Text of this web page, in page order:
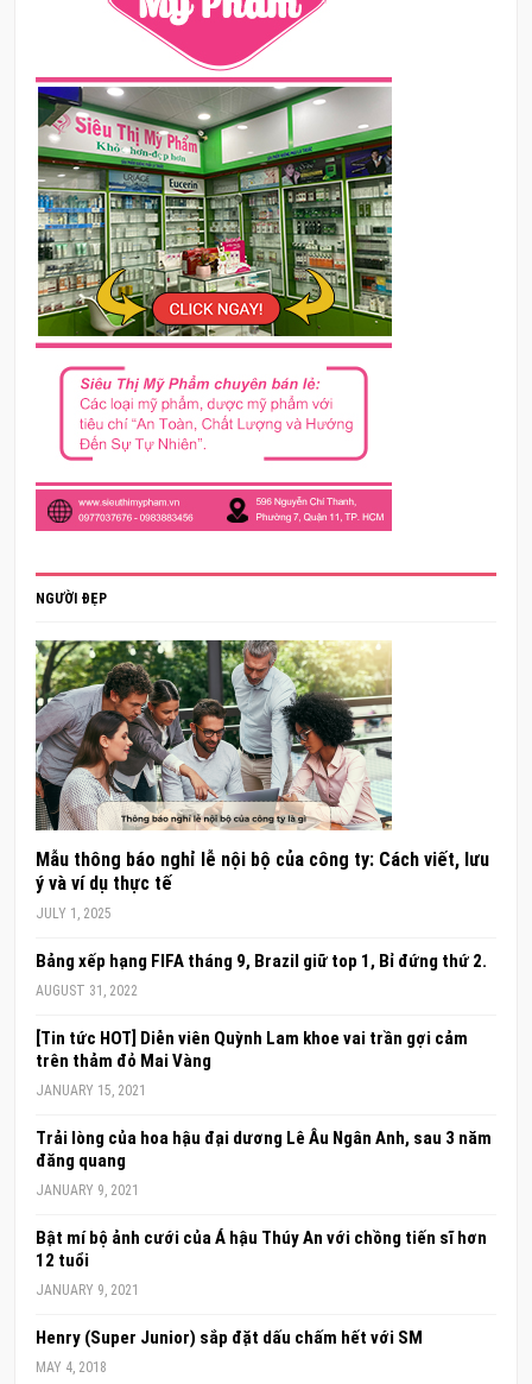
NGƯỜI ĐẸP
Mẫu thông báo nghỉ lễ nội bộ của công ty: Cách viết, lưu
ý và ví dụ thực tế
JULY 1, 2025
Bảng xếp hạng FIFA tháng 9, Brazil giữ top 1, Bỉ đứng thứ 2.
AUGUST 31, 2022
[Tin tức HOT] Diễn viên Quỳnh Lam khoe vai trần gợi cảm
trên thảm đỏ Mai Vàng
JANUARY 15, 2021
Trải lòng của hoa hậu đại dương Lê Âu Ngân Anh, sau 3 năm
đăng quang
JANUARY 9, 2021
Bật mí bộ ảnh cưới của Á hậu Thúy An với chồng tiến sĩ hơn
12 tuổi
JANUARY 9, 2021
Henry (Super Junior) sắp đặt dấu chấm hết với SM
MAY 4, 2018